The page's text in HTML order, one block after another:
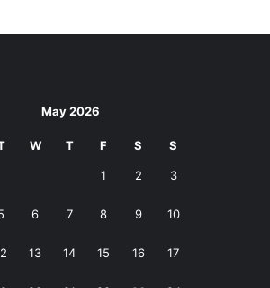
May 2026
W T F S S
1 2 3
6 7 8 9 10
13 14 15 16 17